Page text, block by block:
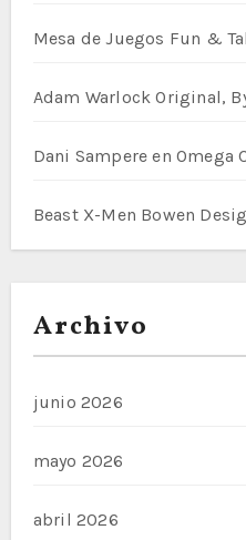
Mesa de Juegos Fun &
Adam Warlock Original,
Dani Sampere en Omega
Beast X-Men Bowen
Archivo
junio 2026
mayo 2026
abril 2026